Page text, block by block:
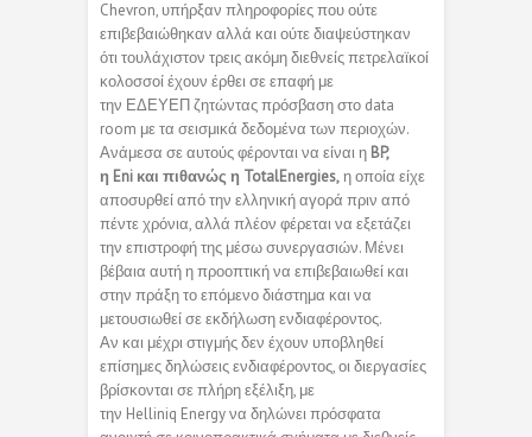
Chevron, υπήρξαν πληροφορίες που ούτε
επιβεβαιώθηκαν αλλά και ούτε διαψεύστηκαν
ότι τουλάχιστον τρεις ακόμη διεθνείς πετρελαϊκοί
κολοσσοί έχουν έρθει σε επαφή με
την ΕΔΕΥΕΠ ζητώντας πρόσβαση στο data
room με τα σεισμικά δεδομένα των περιοχών.
Ανάμεσα σε αυτούς φέρονται να είναι η BP,
η Eni και πιθανώς η TotalEnergies,η οποία είχε
αποσυρθεί από την ελληνική αγορά πριν από
πέντε χρόνια, αλλά πλέον φέρεται να εξετάζει
την επιστροφή της μέσω συνεργασιών. Μένει
βέβαια αυτή η προοπτική να επιβεβαιωθεί και
στην πράξη το επόμενο διάστημα και να
μετουσιωθεί σε εκδήλωση ενδιαφέροντος.
Αν και μέχρι στιγμής δεν έχουν υποβληθεί
επίσημες δηλώσεις ενδιαφέροντος, οι διεργασίες
βρίσκονται σε πλήρη εξέλιξη, με
την Helliniq Energy να δηλώνει πρόσφατα